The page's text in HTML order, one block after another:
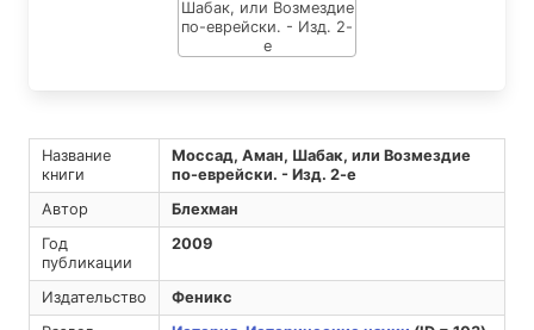
Название
книги
Моссад, Аман, Шабак, или Возмездие
по-еврейски. - Изд. 2-е
Автор
Блехман
Год
публикации
2009
Издательство
Феникс